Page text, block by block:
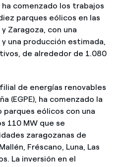
ha comenzado los trabajos
parques eólicos en las
Zaragoza, con una
una producción estimada,
de alrededor de 1.080
de energías renovables
(EGPE), ha comenzado la
eólicos con una
110 MW que se
zaragozanas de
Fréscano, Luna, Las
La inversión en el